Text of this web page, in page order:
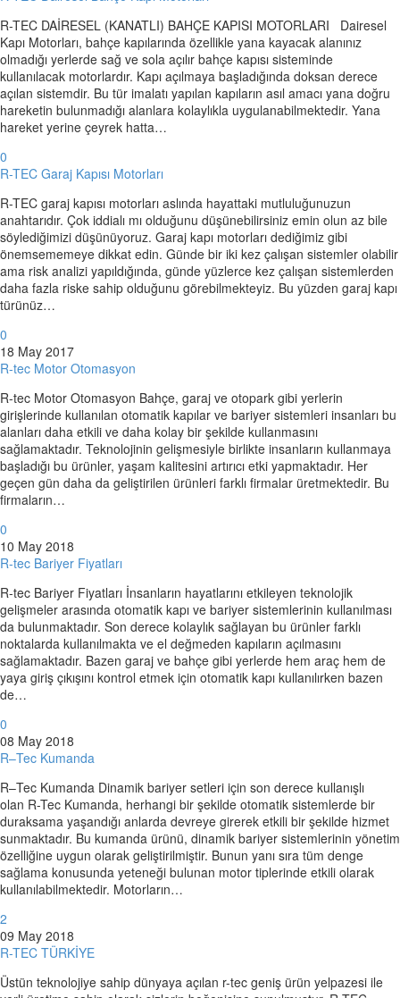
R-TEC DAİRESEL (KANATLI) BAHÇE KAPISI MOTORLARI Dairesel
Kapı Motorları, bahçe kapılarında özellikle yana kayacak alanınız
olmadığı yerlerde sağ ve sola açılır bahçe kapısı sisteminde
kullanılacak motorlardır. Kapı açılmaya başladığında doksan derece
açılan sistemdir. Bu tür imalatı yapılan kapıların asıl amacı yana doğru
hareketin bulunmadığı alanlara kolaylıkla uygulanabilmektedir. Yana
hareket yerine çeyrek hatta…
0
R-TEC Garaj Kapısı Motorları
R-TEC garaj kapısı motorları aslında hayattaki mutluluğunuzun
anahtarıdır. Çok iddialı mı olduğunu düşünebilirsiniz emin olun az bile
söylediğimizi düşünüyoruz. Garaj kapı motorları dediğimiz gibi
önemsememeye dikkat edin. Günde bir iki kez çalışan sistemler olabilir
ama risk analizi yapıldığında, günde yüzlerce kez çalışan sistemlerden
daha fazla riske sahip olduğunu görebilmekteyiz. Bu yüzden garaj kapı
türünüz…
0
18 May 2017
R-tec Motor Otomasyon
R-tec Motor Otomasyon Bahçe, garaj ve otopark gibi yerlerin
girişlerinde kullanılan otomatik kapılar ve bariyer sistemleri insanları bu
alanları daha etkili ve daha kolay bir şekilde kullanmasını
sağlamaktadır. Teknolojinin gelişmesiyle birlikte insanların kullanmaya
başladığı bu ürünler, yaşam kalitesini artırıcı etki yapmaktadır. Her
geçen gün daha da geliştirilen ürünleri farklı firmalar üretmektedir. Bu
firmaların…
0
10 May 2018
R-tec Bariyer Fiyatları
R-tec Bariyer Fiyatları İnsanların hayatlarını etkileyen teknolojik
gelişmeler arasında otomatik kapı ve bariyer sistemlerinin kullanılması
da bulunmaktadır. Son derece kolaylık sağlayan bu ürünler farklı
noktalarda kullanılmakta ve el değmeden kapıların açılmasını
sağlamaktadır. Bazen garaj ve bahçe gibi yerlerde hem araç hem de
yaya giriş çıkışını kontrol etmek için otomatik kapı kullanılırken bazen
de…
0
08 May 2018
R–Tec Kumanda
R–Tec Kumanda Dinamik bariyer setleri için son derece kullanışlı
olan R-Tec Kumanda, herhangi bir şekilde otomatik sistemlerde bir
duraksama yaşandığı anlarda devreye girerek etkili bir şekilde hizmet
sunmaktadır. Bu kumanda ürünü, dinamik bariyer sistemlerinin yönetim
özelliğine uygun olarak geliştirilmiştir. Bunun yanı sıra tüm denge
sağlama konusunda yeteneği bulunan motor tiplerinde etkili olarak
kullanılabilmektedir. Motorların…
2
09 May 2018
R-TEC TÜRKİYE
Üstün teknolojiye sahip dünyaya açılan r-tec geniş ürün yelpazesi ile